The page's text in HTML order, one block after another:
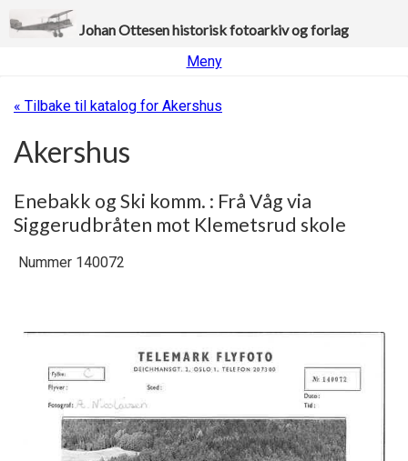
Johan Ottesen historisk fotoarkiv og forlag
Meny
« Tilbake til katalog for Akershus
Akershus
Enebakk og Ski komm. : Frå Våg via
Siggerudbråten mot Klemetsrud skole
Nummer 140072